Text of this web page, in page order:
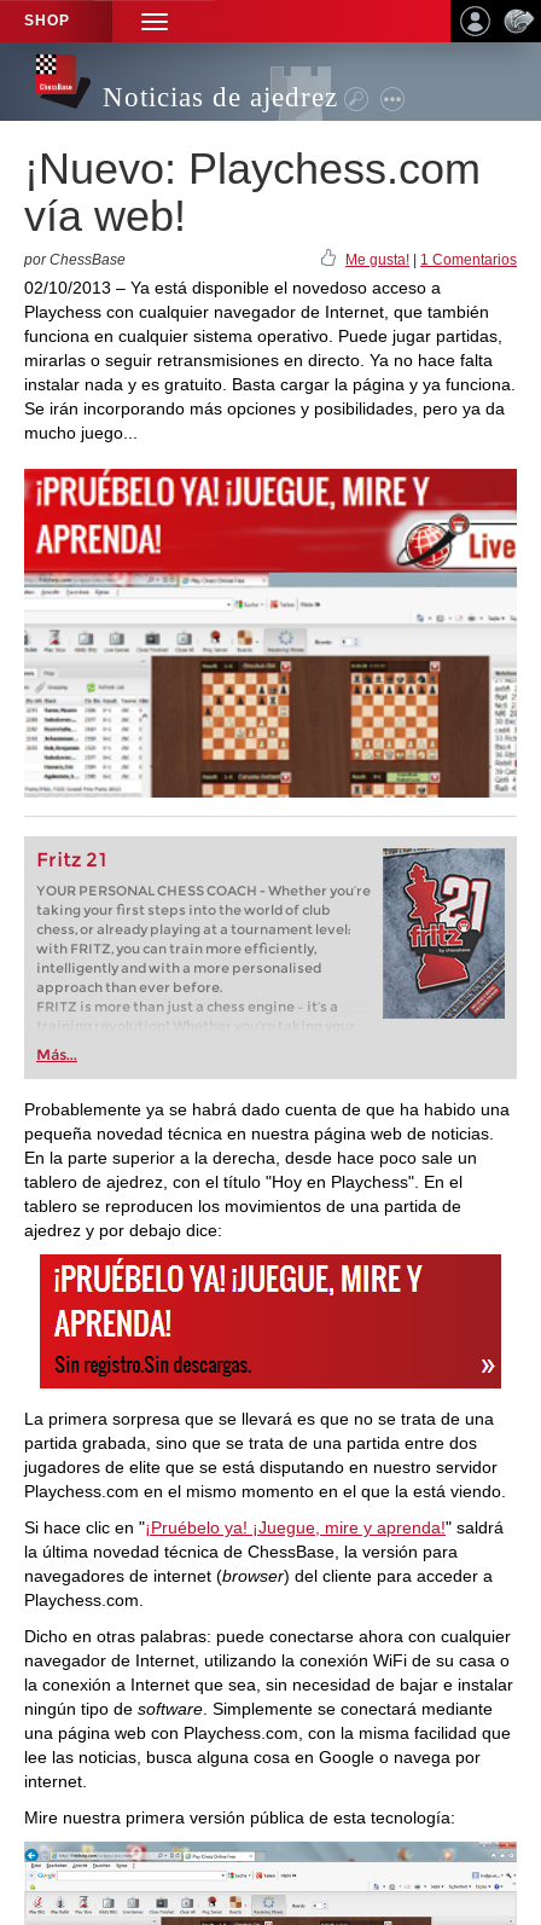
SHOP
TOGGLE
NAVIGATION
Noticias de ajedrez
¡Nuevo: Playchess.com
vía web!
por ChessBase Me gusta! 1 Comentarios
02/10/2013 – Ya está disponible el novedoso acceso a
Playchess con cualquier navegador de Internet, que también
funciona en cualquier sistema operativo. Puede jugar partidas,
mirarlas o seguir retransmisiones en directo. Ya no hace falta
instalar nada y es gratuito. Basta cargar la página y ya funciona.
Se irán incorporando más opciones y posibilidades, pero ya da
mucho juego...
Fritz 21
YOUR PERSONAL CHESS COACH - Whether you’re
taking your first steps into the world of club
chess, or already playing at a tournament level:
with FRITZ, you can train more efficiently,
intelligently and with a more personalised
approach than ever before.
FRITZ is more than just a chess engine – it’s a
training revolution! Whether you’re taking your
first steps into the world of club chess, or already
playing at a tournament level: with FRITZ, you can
train more efficiently, intelligently and with a
more personalised approach than ever before.
Más...
Probablemente ya se habrá dado cuenta de que ha habido una
pequeña novedad técnica en nuestra página web de noticias.
En la parte superior a la derecha, desde hace poco sale un
tablero de ajedrez, con el título "Hoy en Playchess". En el
tablero se reproducen los movimientos de una partida de
ajedrez y por debajo dice:
La primera sorpresa que se llevará es que no se trata de una
partida grabada, sino que se trata de una partida entre dos
jugadores de elite que se está disputando en nuestro servidor
Playchess.com en el mismo momento en el que la está viendo.
Si hace clic en "¡Pruébelo ya! ¡Juegue, mire y aprenda!" saldrá
la última novedad técnica de ChessBase, la versión para
navegadores de internet (browser) del cliente para acceder a
Playchess.com.
Dicho en otras palabras: puede conectarse ahora con cualquier
navegador de Internet, utilizando la conexión WiFi de su casa o
la conexión a Internet que sea, sin necesidad de bajar e instalar
ningún tipo de software . Simplemente se conectará mediante
una página web con Playchess.com, con la misma facilidad que
lee las noticias, busca alguna cosa en Google o navega por
internet.
Mire nuestra primera versión pública de esta tecnología: